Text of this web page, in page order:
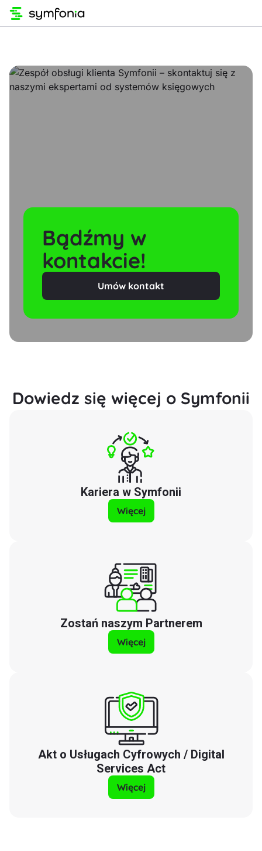
Bądźmy w
kontakcie!
Umów kontakt
Dowiedz się więcej o Symfonii
Kariera w Symfonii
Więcej
Zostań naszym Partnerem
Więcej
Akt o Usługach Cyfrowych / Digital
Services Act
Więcej